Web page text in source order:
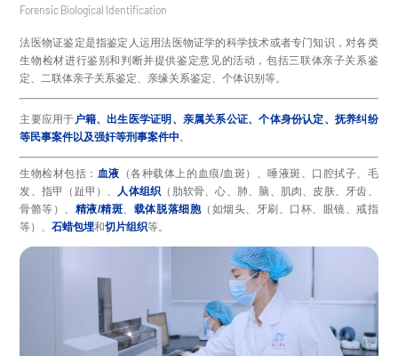
Forensic Biological Identification
法医物证鉴定是指鉴定人运用法医物证学的科学技术或者专门知识，对各类
生物检材进行鉴别和判断并提供鉴定意见的活动，包括三联体亲子关系鉴
定、二联体亲子关系鉴定、亲缘关系鉴定、个体识别等。
主要应用于户籍、出生医学证明、亲属关系公证、个体身份认定、抚养纠纷
等民事案件以及强奸等刑事案件中。
生物检材包括： 血液 （各种载体上的血痕/血斑）、唾液斑、口腔拭子、毛
发、指甲（趾甲）、
人体组织 （肋软骨、心、肺、脑、肌肉、皮肤、牙齿、
骨骼等）、 精液/精斑 载体脱落细胞（如烟头、牙刷、口杯、眼镜、戒指
等）、石蜡包埋和切片组织等。